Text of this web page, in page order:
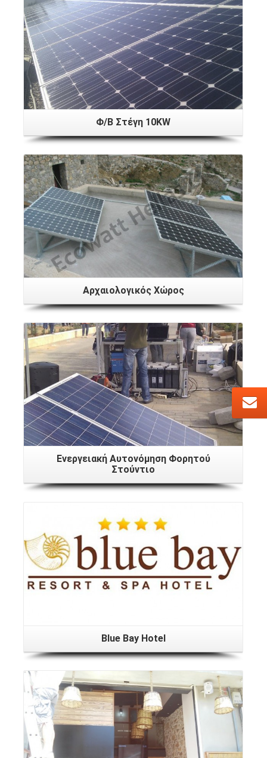
Φ/Β Στέγη 10ΚW
Αρχαιολογικός Χώρος
Ενεργειακή Αυτονόμηση Φορητού
Στούντιο
Blue Bay Hotel